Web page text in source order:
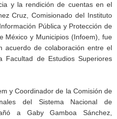
y la rendición de cuentas en el
Cruz, Comisionado del Instituto
Pública y Protección de
México y Municipios (Infoem), fue
acuerdo de colaboración entre el
Facultad de Estudios Superiores
y Coordinador de la Comisión de
del Sistema Nacional de
a Gaby Gamboa Sánchez,